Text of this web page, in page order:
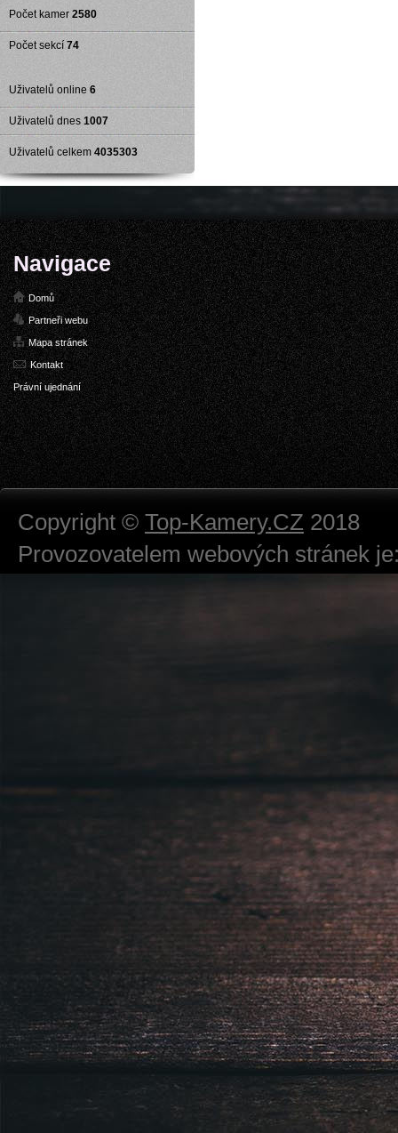
Počet kamer 2580
Počet sekcí 74
Uživatelů online 6
Uživatelů dnes 1007
Uživatelů celkem 4035303
Navigace
Domů
Partneři webu
Mapa stránek
Kontakt
Právní ujednání
Copyright © Top-Kamery.CZ 2018
Provozovatelem webových stránek